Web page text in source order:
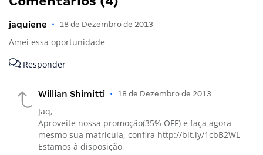
jaquiene • 18 de Dezembro de 2013
Amei essa oportunidade
Responder
Willian Shimitti • 18 de Dezembro de 2013
Jaq,
Aproveite nossa promoção(35% OFF) e faça agora
mesmo sua matricula, confira http://bit.ly/1cbB2WL
Estamos à disposição,